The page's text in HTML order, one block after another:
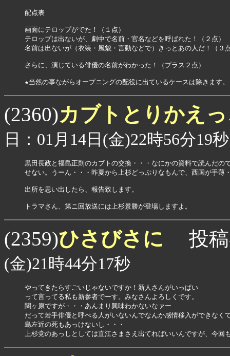
配点表
画面にテロップがでた！（１点）
テロップは出ないが、劇中で名前・官名などを呼ばれた！（２点）
名前は出ないが（衣装・風貌・言動などで）きっとあの人だ！（３
さらに、演じている俳優の名前がわかった！（プラス２点）
(2360)カブトとりかえ
日：01月14日(金)22時56分19秒
黒田長政と福島正則のカブトの交換・・・なにかの資料で読んだの
せない。うーん・・・昨夏から上杉どっぷりなもんで、西国が手薄
出所を思い出したら、報告致します。
トラマさん、第ニ回放送には上杉景勝が登場しますよ。
(2359)ひさびさに 投稿
(金)21時44分17秒
やってきたらすごいじゃないですか！新人さんがいっぱい
って言ってる私も新参者でーす。みなさんよろしくです。
関ヶ原ですが・・・あんまり興味わかないなァー
だって若手俳優と呼べる人がいないんでなんか感情移入ができなく
島左近の死もあっけないし・・・
上杉党のあっしとしては直江さまさえ出てればいいんですが、今回